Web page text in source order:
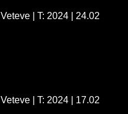
Veteve | T: 2024 | 24.02
Veteve | T: 2024 | 17.02